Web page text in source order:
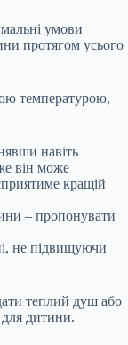
умови
протягом усього
температурою,
навіть
він може
кращій
– пропонувати
не підвищуючи
теплий душ або
для дитини.